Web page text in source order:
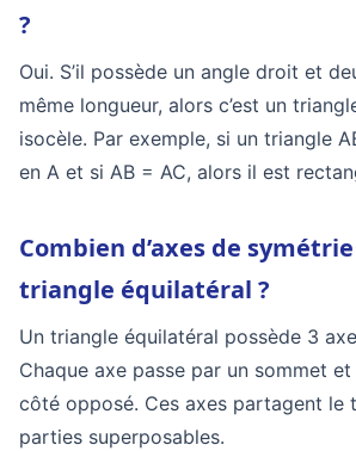
?
Oui. S’il possède un angle droit et
même longueur, alors c’est un
isocèle. Par exemple, si un triangle
en A et si AB = AC, alors il est
Combien d’axes de
triangle équilatéral ?
Un triangle équilatéral possède 3
Chaque axe passe par un sommet
côté opposé. Ces axes partagent le
parties superposables.